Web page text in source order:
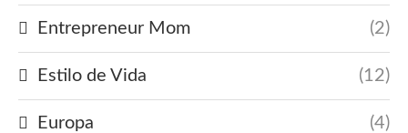
Entrepreneur Mom (2)
Estilo de Vida (12)
Europa (4)